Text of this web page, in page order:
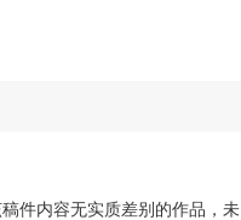
件内容无实质差别的作品，未